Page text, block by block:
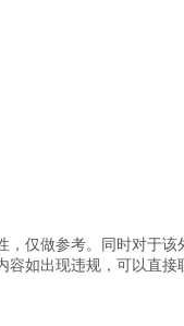
仅做参考。同时对于
如出现违规，可以直接